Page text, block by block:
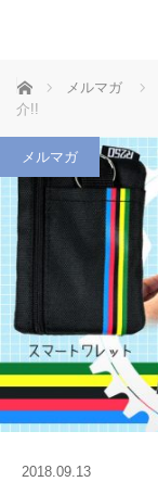
ホーム メルマガ
介!!
メルマガ
2018.09.13